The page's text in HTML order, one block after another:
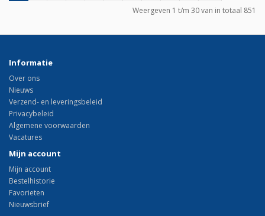
Weergeven 1 t/m 30 van in totaal 851
Informatie
Over ons
Nieuws
Verzend- en leveringsbeleid
Privacybeleid
Algemene voorwaarden
Vacatures
Mijn account
Mijn account
Bestelhistorie
Favorieten
Nieuwsbrief